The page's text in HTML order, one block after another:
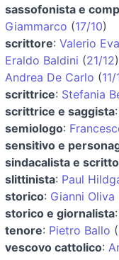
sassofonista e
Giammarco (17/10)
scrittore: Valerio
Eraldo Baldini (21/12)
Andrea De Carlo (11/
scrittrice: Stefania
scrittrice e saggista:
semiologo:
sensitivo e
sindacalista e
slittinista: Paul
storico: Gianni Oliva
storico e giornalista:
tenore: Pietro Ballo (
vescovo cattolico: